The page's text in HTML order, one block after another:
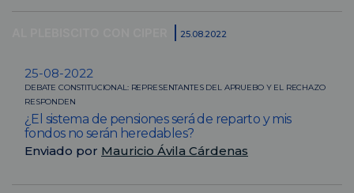
25.08.2022
25-08-2022
DEBATE CONSTITUCIONAL: REPRESENTANTES DEL APRUEBO Y EL RECHAZO
RESPONDEN
¿El sistema de pensiones será de reparto y mis
fondos no serán heredables?
Enviado por Mauricio Ávila Cárdenas